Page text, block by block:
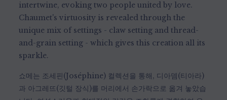
intertwine, evoking two people united by love.
Chaumet's virtuosity is revealed through the
unique mix of settings - claw setting and thread-
and-grain setting - which gives this creation all its
sparkle.
쇼메는 조세핀(Joséphine) 컬렉션을 통해, 디아뎀(티아라)
과 아그레뜨(깃털 장식)를 머리에서 손가락으로 옮겨 놓았습